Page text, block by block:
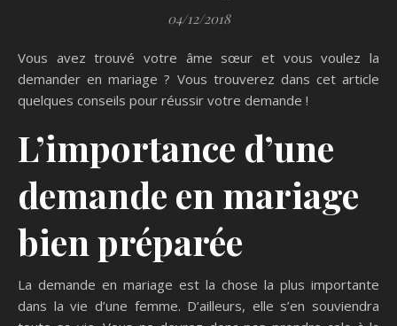
04/12/2018
Vous avez trouvé votre âme sœur et vous voulez la
demander en mariage ? Vous trouverez dans cet article
quelques conseils pour réussir votre demande !
L’importance d’une
demande en mariage
bien préparée
La demande en mariage est la chose la plus importante
dans la vie d’une femme. D’ailleurs, elle s’en souviendra